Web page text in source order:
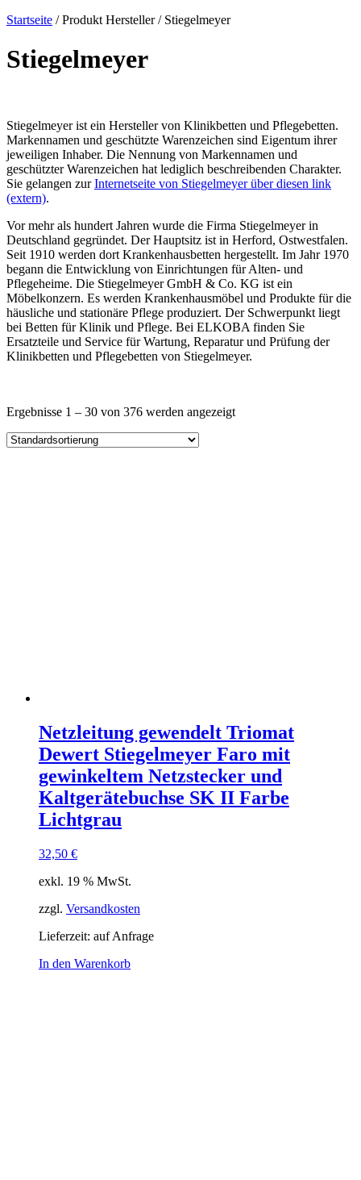
Startseite / Produkt Hersteller / Stiegelmeyer
Stiegelmeyer
Stiegelmeyer ist ein Hersteller von Klinikbetten und Pflegebetten.
Markennamen und geschützte Warenzeichen sind Eigentum ihrer
jeweiligen Inhaber. Die Nennung von Markennamen und
geschützter Warenzeichen hat lediglich beschreibenden Charakter.
Sie gelangen zurInternetseite von Stiegelmeyer über diesen link
(extern).
Vor mehr als hundert Jahren wurde die Firma Stiegelmeyer in
Deutschland gegründet. Der Hauptsitz ist in Herford, Ostwestfalen.
Seit 1910 werden dort Krankenhausbetten hergestellt. Im Jahr 1970
begann die Entwicklung von Einrichtungen für Alten- und
Pflegeheime. Die Stiegelmeyer GmbH & Co. KG ist ein
Möbelkonzern. Es werden Krankenhausmöbel und Produkte für die
häusliche und stationäre Pflege produziert. Der Schwerpunkt liegt
bei Betten für Klinik und Pflege. Bei ELKOBA finden Sie
Ersatzteile und Service für Wartung, Reparatur und Prüfung der
Klinikbetten und Pflegebetten von Stiegelmeyer.
Kategorie
Lieferzeiten
Auf Lager
Ergebnisse 1 – 30 von 376 werden angezeigt
Netzleitung gewendelt Triomat
Dewert Stiegelmeyer Faro mit
gewinkeltem Netzstecker und
Kaltgerätebuchse SK II Farbe
Lichtgrau
32,50 €
exkl. 19 % MwSt.
zzgl. Versandkosten
Lieferzeit: auf Anfrage
In den Warenkorb